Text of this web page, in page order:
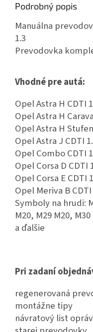
Podrobný popis
Manuálna
1.3
Prevodovka
Vhodné pre autá:
Opel Astra H CDTI
Opel Astra H
Opel Astra H
Opel Astra J CDTI
Opel Combo CDTI
Opel Corsa D CDTI
Opel Corsa E CDTI
Opel Meriva B CDTI
Symboly na hrudi:
M20, M29 M20,
a ďalšie
Pri zadaní
regenerovaná
montážne tipy
návratový list